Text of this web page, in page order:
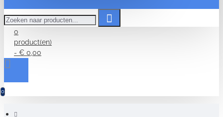
naar
producten...
0
product(en)
- € 0,00
0